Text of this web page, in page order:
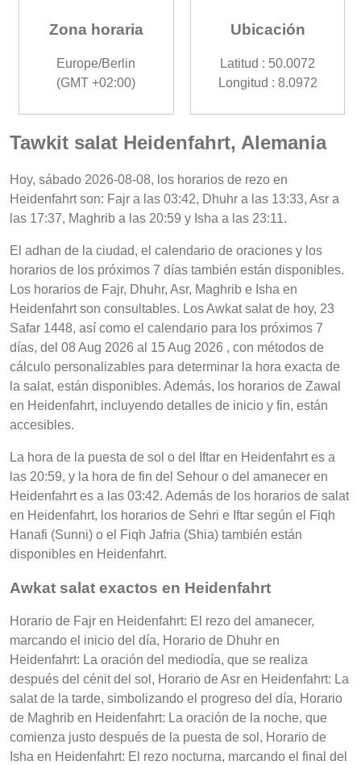
Zona horaria
Europe/Berlin
(GMT +02:00)
Ubicación
Latitud : 50.0072
Longitud : 8.0972
Tawkit salat Heidenfahrt, Alemania
Hoy, sábado 2026-08-08, los horarios de rezo en
Heidenfahrt son: Fajr a las 03:42, Dhuhr a las 13:33, Asr a
las 17:37, Maghrib a las 20:59 y Isha a las 23:11.
El adhan de la ciudad, el calendario de oraciones y los
horarios de los próximos 7 días también están disponibles.
Los horarios de Fajr, Dhuhr, Asr, Maghrib e Isha en
Heidenfahrt son consultables. Los Awkat salat de hoy, 23
Safar 1448, así como el calendario para los próximos 7
días, del 08 Aug 2026 al 15 Aug 2026 , con métodos de
cálculo personalizables para determinar la hora exacta de
la salat, están disponibles. Además, los horarios de Zawal
en Heidenfahrt, incluyendo detalles de inicio y fin, están
accesibles.
La hora de la puesta de sol o del Iftar en Heidenfahrt es a
las 20:59, y la hora de fin del Sehour o del amanecer en
Heidenfahrt es a las 03:42. Además de los horarios de salat
en Heidenfahrt, los horarios de Sehri e Iftar según el Fiqh
Hanafi (Sunni) o el Fiqh Jafria (Shia) también están
disponibles en Heidenfahrt.
Awkat salat exactos en Heidenfahrt
Horario de Fajr en Heidenfahrt: El rezo del amanecer,
marcando el inicio del día, Horario de Dhuhr en
Heidenfahrt: La oración del mediodía, que se realiza
después del cénit del sol, Horario de Asr en Heidenfahrt: La
salat de la tarde, simbolizando el progreso del día, Horario
de Maghrib en Heidenfahrt: La oración de la noche, que
comienza justo después de la puesta de sol, Horario de
Isha en Heidenfahrt: El rezo nocturna, marcando el final del